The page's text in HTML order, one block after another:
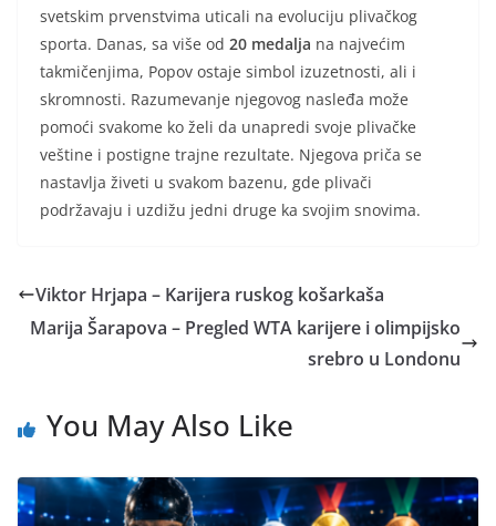
svetskim prvenstvima uticali na evoluciju plivačkog
sporta. Danas, sa više od 20 medalja na najvećim
takmičenjima, Popov ostaje simbol izuzetnosti, ali i
skromnosti. Razumevanje njegovog nasleđa može
pomoći svakome ko želi da unapredi svoje plivačke
veštine i postigne trajne rezultate. Njegova priča se
nastavlja živeti u svakom bazenu, gde plivači
podržavaju i uzdižu jedni druge ka svojim snovima.
Viktor Hrjapa – Karijera ruskog košarkaša
Marija Šarapova – Pregled WTA karijere i olimpijsko
srebro u Londonu
You May Also Like